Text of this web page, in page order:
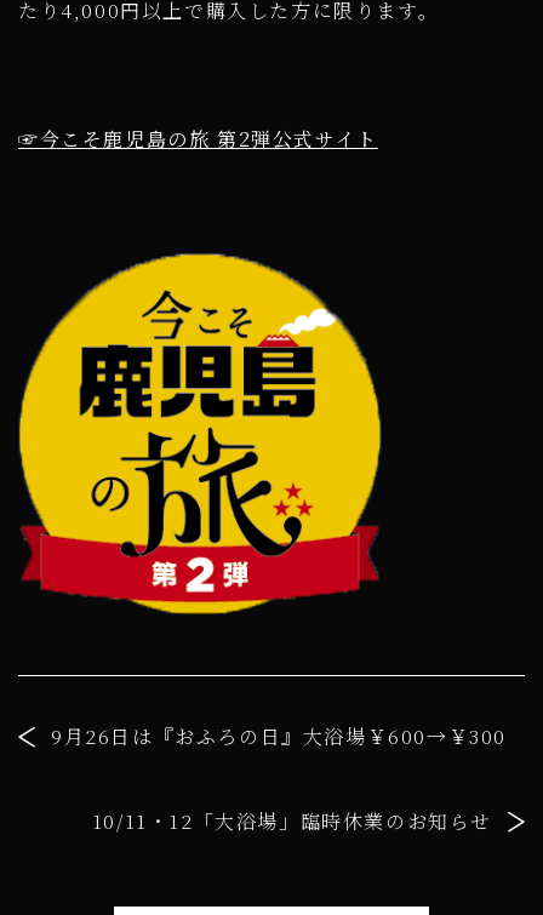
たり4,000円以上で購入した方に限ります。
☞今こそ鹿児島の旅 第2弾公式サイト
9月26日は『おふろの日』大浴場￥600→￥300
10/11・12「大浴場」臨時休業のお知らせ